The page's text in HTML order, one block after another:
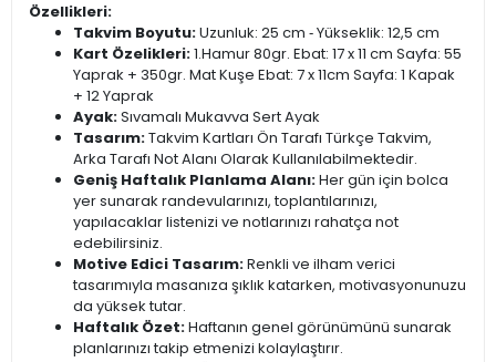
Özellikleri:
Takvim Boyutu:Uzunluk: 25 cm ‐ Yükseklik: 12,5 cm
Kart Özelikleri:1.Hamur 80gr. Ebat: 17 x 11 cm Sayfa: 55
Yaprak + 350gr. Mat Kuşe Ebat: 7 x 11cm Sayfa: 1 Kapak
+ 12 Yaprak
Ayak:Sıvamalı Mukavva Sert Ayak
Tasarım:Takvim Kartları Ön Tarafı Türkçe Takvim,
Arka Tarafı Not Alanı Olarak Kullanılabilmektedir.
Geniş Haftalık Planlama Alanı:Her gün için bolca
yer sunarak randevularınızı, toplantılarınızı,
yapılacaklar listenizi ve notlarınızı rahatça not
edebilirsiniz.
Motive Edici Tasarım:Renkli ve ilham verici
tasarımıyla masanıza şıklık katarken, motivasyonunuzu
da yüksek tutar.
Haftalık Özet:Haftanın genel görünümünü sunarak
planlarınızı takip etmenizi kolaylaştırır.